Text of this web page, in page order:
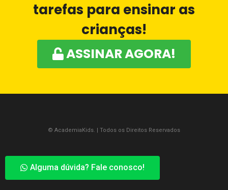
tarefas para ensinar as
crianças!
ASSINAR AGORA!
© AcademiaKids.​ | Todos os Direitos Reservados
Alguma dúvida? Fale conosco!